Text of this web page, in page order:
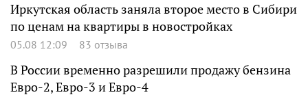
Иркутская область заняла второе место в Сибири
по ценам на квартиры в новостройках
05.08 12:09 83 отзыва
В России временно разрешили продажу бензина
Евро-2, Евро-3 и Евро-4